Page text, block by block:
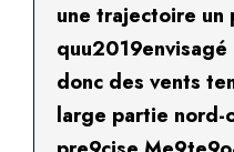
une trajectoire un
quu2019envisagé
donc des vents
large partie nord-